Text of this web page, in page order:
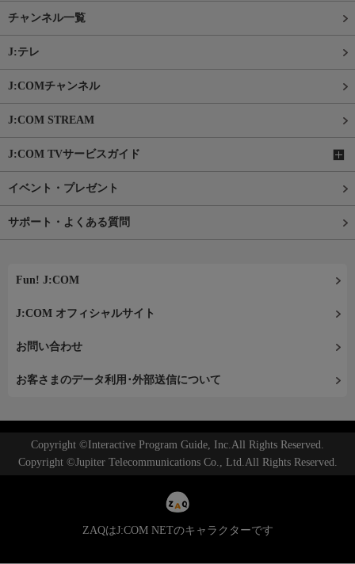
チャンネル一覧
J:テレ
J:COMチャンネル
J:COM STREAM
J:COM TVサービスガイド
イベント・プレゼント
サポート・よくある質問
Fun! J:COM
J:COM オフィシャルサイト
お問い合わせ
お客さまのデータ利用･外部送信について
Copyright ©Interactive Program Guide, Inc.All Rights Reserved.
Copyright ©Jupiter Telecommunications Co., Ltd.All Rights Reserved.
ZAQはJ:COM NETのキャラクターです